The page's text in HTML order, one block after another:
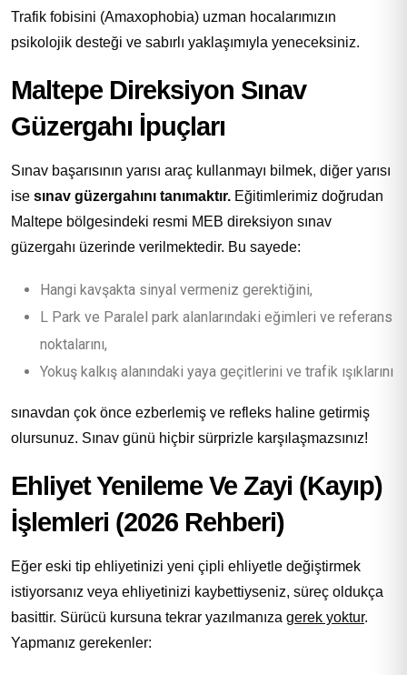
Trafik fobisini (Amaxophobia) uzman hocalarımızın
psikolojik desteği ve sabırlı yaklaşımıyla yeneceksiniz.
Maltepe Direksiyon Sınav
Güzergahı İpuçları
Sınav başarısının yarısı araç kullanmayı bilmek, diğer yarısı
ise sınav güzergahını tanımaktır. Eğitimlerimiz doğrudan
Maltepe bölgesindeki resmi MEB direksiyon sınav
güzergahı üzerinde verilmektedir. Bu sayede:
Hangi kavşakta sinyal vermeniz gerektiğini,
L Park ve Paralel park alanlarındaki eğimleri ve referans
noktalarını,
Yokuş kalkış alanındaki yaya geçitlerini ve trafik ışıklarını
sınavdan çok önce ezberlemiş ve refleks haline getirmiş
olursunuz. Sınav günü hiçbir sürprizle karşılaşmazsınız!
Ehliyet Yenileme Ve Zayi (Kayıp)
İşlemleri (2026 Rehberi)
Eğer eski tip ehliyetinizi yeni çipli ehliyetle değiştirmek
istiyorsanız veya ehliyetinizi kaybettiyseniz, süreç oldukça
basittir. Sürücü kursuna tekrar yazılmanıza gerek yoktur.
Yapmanız gerekenler: